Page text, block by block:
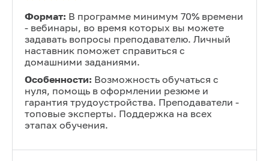
Формат: В программе минимум 70% времени
- вебинары, во время которых вы можете
задавать вопросы преподавателю. Личный
наставник поможет справиться с
домашними заданиями.
Особенности: Возможность обучаться с
нуля, помощь в оформлении резюме и
гарантия трудоустройства. Преподаватели -
топовые эксперты. Поддержка на всех
этапах обучения.